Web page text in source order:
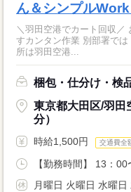
ん＆シンプルWork
＼羽田空港でカート回収／
すカンタン作業 別部署ではドム社員常駐中♪ ＜具体的には＞ 働く場
所は羽田空港...
梱包・仕分け・検
東京都大田区/羽田
分）
時給1,500円 交通費全
【勤務時間】 13：
月曜日 火曜日 水曜